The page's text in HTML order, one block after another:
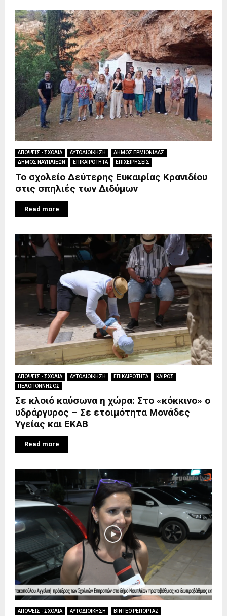
ΑΠΟΨΕΙΣ - ΣΧΟΛΙΑ ΑΥΤΟΔΙΟΙΚΗΣΗ
ΔΗΜΟΣ ΕΡΜΙΟΝΙΔΑΣ
ΔΗΜΟΣ ΝΑΥΠΛΙΕΩΝ
ΕΠΙΚΑΙΡΟΤΗΤΑ ΕΠΙΧΕΙΡΗΣΕΙΣ
Το σχολείο Δεύτερης Ευκαιρίας Κρανιδίου
στις σπηλιές των Διδύμων
Read more
ΑΠΟΨΕΙΣ - ΣΧΟΛΙΑ ΑΥΤΟΔΙΟΙΚΗΣΗ ΕΠΙΚΑΙΡΟΤΗΤΑ
ΚΑΙΡΟΣ
ΠΕΛΟΠΟΝΝΗΣΟΣ
Σε κλοιό καύσωνα η χώρα: Στο «κόκκινο» ο
υδράργυρος – Σε ετοιμότητα Μονάδες
Υγείας και ΕΚΑΒ
Read more
ΑΠΟΨΕΙΣ - ΣΧΟΛΙΑ ΑΥΤΟΔΙΟΙΚΗΣΗ ΒΙΝΤΕΟ ΡΕΠΟΡΤΑΖ